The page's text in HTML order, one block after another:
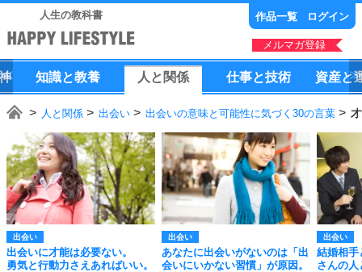
人生の教科書 作品一覧 ログイン
メルマガ登録
知識と教養 人 と 関係 仕事と技術 資産と
人と関係 出会い 出会いの意味と可能性に気づく30の言葉
出会い
出会いに才能は必要ない。
勇気と行動力さえあればいい。
出会い
あなたに出会いがないのは「出
会いにいかない習慣」が原因。
出会い
結婚相手
さんの